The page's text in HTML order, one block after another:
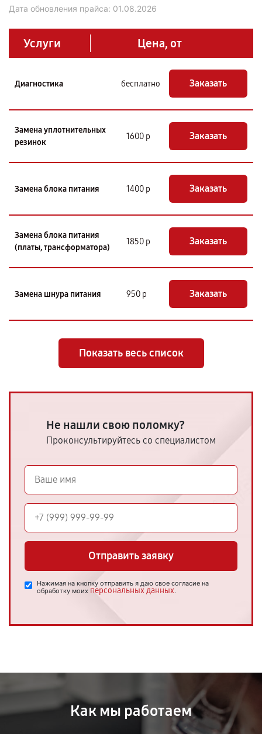
Дата обновления прайса: 01.08.2026
Услуги Цена, от
Диагностика бесплатно Заказать
Замена уплотнительных
резинок
1600 р Заказать
Замена блока питания 1400 р Заказать
Замена блока питания
(платы, трансформатора)
1850 р Заказать
Замена шнура питания 950 р Заказать
Показать весь список
Не нашли свою поломку?
Проконсультируйтесь со специалистом
Отправить заявку
Нажимая на кнопку отправить я даю свое согласие на
обработку моих персональных данных.
Как мы работаем